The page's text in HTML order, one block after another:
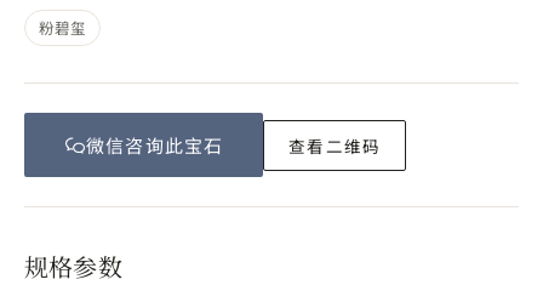
粉碧玺
微信咨询此宝石 查看二维码
规格参数